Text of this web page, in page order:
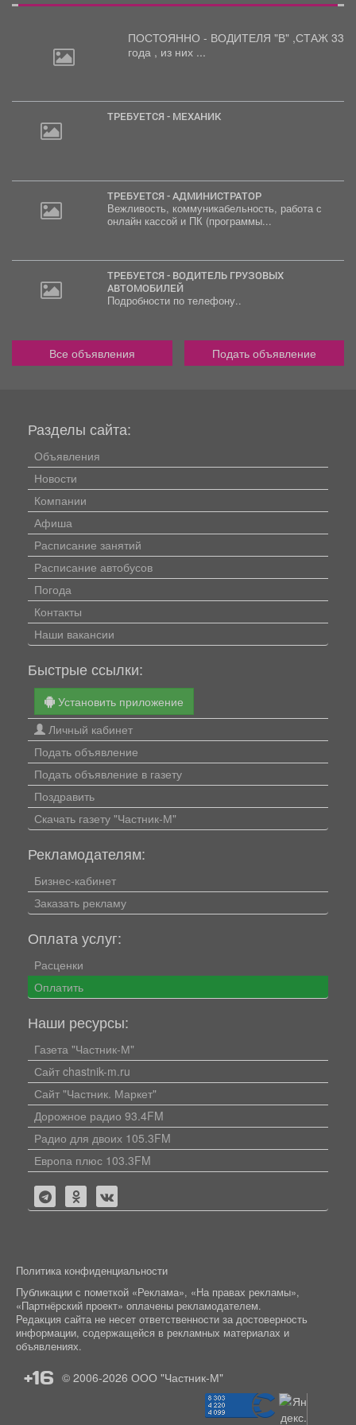
ПОСТОЯННО - ВОДИТЕЛЯ "В" ,СТАЖ 33
года , из них ...
ТРЕБУЕТСЯ - МЕХАНИК
ТРЕБУЕТСЯ - АДМИНИСТРАТОР
Вежливость, коммуникабельность, работа с
онлайн кассой и ПК (программы...
ТРЕБУЕТСЯ - ВОДИТЕЛЬ ГРУЗОВЫХ
АВТОМОБИЛЕЙ
Подробности по телефону..
Все объявления Подать объявление
Разделы сайта:
Объявления
Новости
Компании
Афиша
Расписание занятий
Расписание автобусов
Погода
Контакты
Наши вакансии
Быстрые ссылки:
Установить приложение
Личный кабинет
Подать объявление
Подать объявление в газету
Поздравить
Скачать газету "Частник-М"
Рекламодателям:
Бизнес-кабинет
Заказать рекламу
Оплата услуг:
Расценки
Оплатить
Наши ресурсы:
Газета "Частник-М"
Сайт chastnik-m.ru
Сайт "Частник. Маркет"
Дорожное радио 93.4FM
Радио для двоих 105.3FM
Европа плюс 103.3FM
Политика конфиденциальности
Публикации с пометкой «Реклама», «На правах рекламы»,
«Партнёрский проект» оплачены рекламодателем.
Редакция сайта не несет ответственности за достоверность
информации, содержащейся в рекламных материалах и
объявлениях.
+16 © 2006-2026 ООО "Частник-М"